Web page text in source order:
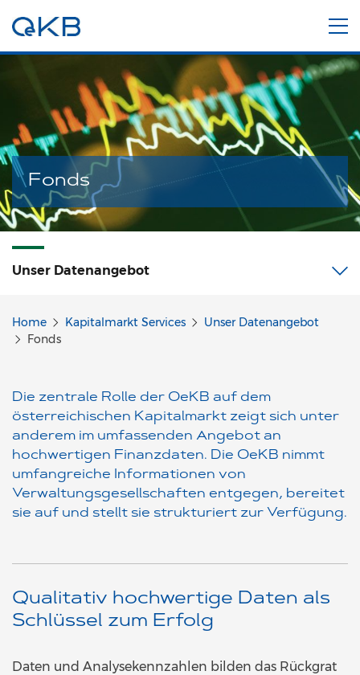
Fonds
Unser Datenangebot
Home Kapitalmarkt Services
Unser Datenangebot
Fonds
Die zentrale Rolle der OeKB auf dem
österreichischen Kapitalmarkt zeigt sich unter
anderem im umfassenden Angebot an
hochwertigen Finanzdaten. Die OeKB nimmt
umfangreiche Informationen von
Verwaltungsgesellschaften entgegen, bereitet
sie auf und stellt sie strukturiert zur Verfügung.
Qualitativ hochwertige Daten als
Schlüssel zum Erfolg
Daten und Analysekennzahlen bilden das Rückgrat